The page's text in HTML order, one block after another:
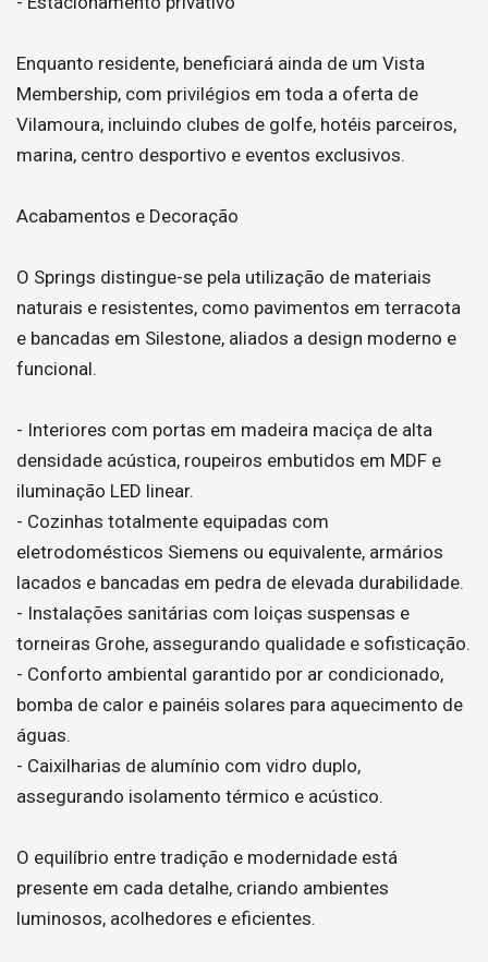
Enquanto residente, beneficiará ainda de um Vista
Membership, com privilégios em toda a oferta de
Vilamoura, incluindo clubes de golfe, hotéis parceiros,
marina, centro desportivo e eventos exclusivos.
Acabamentos e Decoração
O Springs distingue-se pela utilização de materiais
naturais e resistentes, como pavimentos em terracota
e bancadas em Silestone, aliados a design moderno e
funcional.
- Interiores com portas em madeira maciça de alta
densidade acústica, roupeiros embutidos em MDF e
iluminação LED linear.
- Cozinhas totalmente equipadas com
eletrodomésticos Siemens ou equivalente, armários
lacados e bancadas em pedra de elevada durabilidade.
- Instalações sanitárias com loiças suspensas e
torneiras Grohe, assegurando qualidade e sofisticação.
- Conforto ambiental garantido por ar condicionado,
bomba de calor e painéis solares para aquecimento de
águas.
- Caixilharias de alumínio com vidro duplo,
assegurando isolamento térmico e acústico.
O equilíbrio entre tradição e modernidade está
presente em cada detalhe, criando ambientes
luminosos, acolhedores e eficientes.